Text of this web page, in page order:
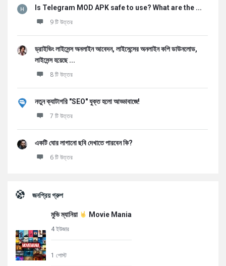
Is Telegram MOD APK safe to use? What are the ...
9 টি উত্তর
ড্রাইভিং লাইসেন্স অনলাইন আবেদন, লাইসেন্সের অনলাইন কপি ডাউনলোড,
লাইসেন্স হয়েছে ...
8 টি উত্তর
নতুন ক্যাটাগরি "SEO" যুক্ত হলো আড্ডাবাজে!
7 টি উত্তর
একটি ঘোর লাগানো ছবি দেখাতে পারবেন কি?
6 টি উত্তর
জনপ্রিয় গ্রুপ
মুভি ম্যানিয়া Movie Mania
4 ইউজার
1 পোস্ট